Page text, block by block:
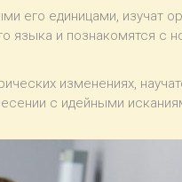
его единицами, изучат
языка и познакомятся с
изменениях,
с идейными